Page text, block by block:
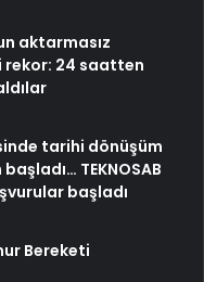
aktarmasız
24 saatten
tarihi dönüşüm
TEKNOSAB
başladı
Bereketi